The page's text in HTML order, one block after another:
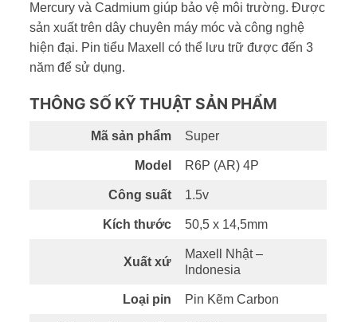
Mercury và Cadmium giúp bảo vệ môi trường. Được
sản xuất trên dây chuyên máy móc và công nghệ
hiện đại. Pin tiểu Maxell có thể lưu trữ được đến 3
năm để sử dụng.
THÔNG SỐ KỸ THUẬT SẢN PHẨM
Mã sản phẩm Super
Model R6P (AR) 4P
Công suất 1.5v
Kích thước 50,5 x 14,5mm
Xuất xứ
Maxell Nhật –
Indonesia
Loại pin Pin Kẽm Carbon